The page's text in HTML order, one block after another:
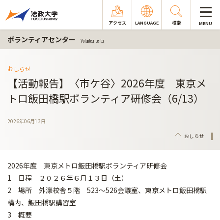
アクセス LANGUAGE 検索 MENU
ボランティアセンター Volunteer center
おしらせ
【活動報告】〈市ケ谷〉2026年度 東京メ
トロ飯田橋駅ボランティア研修会（6/13）
2026年06月13日
おしらせ
2026年度 東京メトロ飯田橋駅ボランティア研修会
1 日程 ２０２６年６月１３日（土）
2 場所 外濠校舎５階 523～526会議室、東京メトロ飯田橋駅
構内、飯田橋駅講習室
3 概要